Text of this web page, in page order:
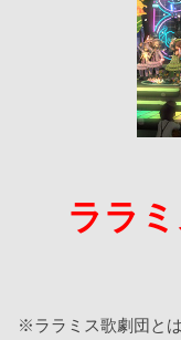
ララ
※ララミス歌劇団と